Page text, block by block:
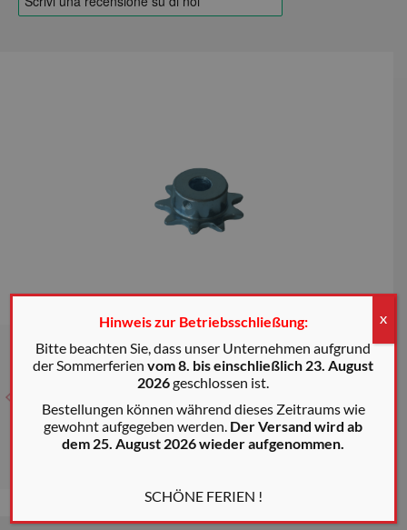
Hinweis zur Betriebsschließung:
Bitte beachten Sie, dass unser Unternehmen aufgrund
der Sommerferienvom 8. bis einschließlich 23. August
2026geschlossen ist.
Bestellungen können während dieses Zeitraums wie
gewohnt aufgegeben werden. Der Versand wird ab
dem 25. August 2026 wieder aufgenommen.
SCHÖNE FERIEN !
X